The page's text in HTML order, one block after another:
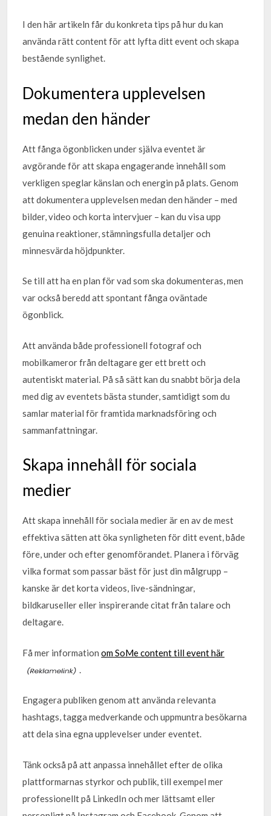
I den här artikeln får du konkreta tips på hur du kan
använda rätt content för att lyfta ditt event och skapa
bestående synlighet.
Dokumentera upplevelsen
medan den händer
Att fånga ögonblicken under själva eventet är
avgörande för att skapa engagerande innehåll som
verkligen speglar känslan och energin på plats. Genom
att dokumentera upplevelsen medan den händer – med
bilder, video och korta intervjuer – kan du visa upp
genuina reaktioner, stämningsfulla detaljer och
minnesvärda höjdpunkter.
Se till att ha en plan för vad som ska dokumenteras, men
var också beredd att spontant fånga oväntade
ögonblick.
Att använda både professionell fotograf och
mobilkameror från deltagare ger ett brett och
autentiskt material. På så sätt kan du snabbt börja dela
med dig av eventets bästa stunder, samtidigt som du
samlar material för framtida marknadsföring och
sammanfattningar.
Skapa innehåll för sociala
medier
Att skapa innehåll för sociala medier är en av de mest
effektiva sätten att öka synligheten för ditt event, både
före, under och efter genomförandet. Planera i förväg
vilka format som passar bäst för just din målgrupp –
kanske är det korta videos, live-sändningar,
bildkaruseller eller inspirerande citat från talare och
deltagare.
Få mer informationom SoMe content till event här
Engagera publiken genom att använda relevanta
hashtags, tagga medverkande och uppmuntra besökarna
att dela sina egna upplevelser under eventet.
Tänk också på att anpassa innehållet efter de olika
plattformarnas styrkor och publik, till exempel mer
professionellt på LinkedIn och mer lättsamt eller